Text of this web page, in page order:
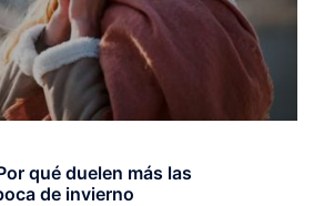
qué duelen más las
de invierno